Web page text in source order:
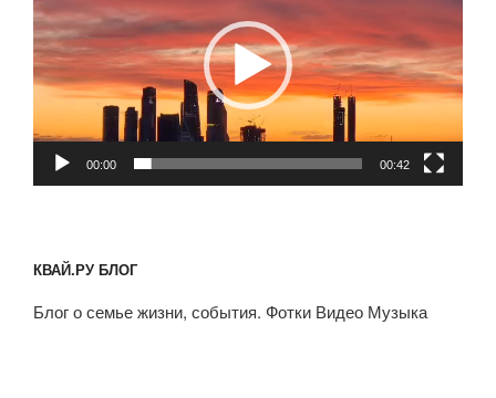
00:00 00:42
КВАЙ.РУ БЛОГ
Блог о семье жизни, события. Фотки Видео Музыка